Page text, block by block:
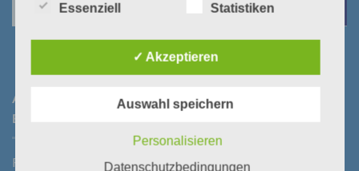
ANZAHLUNGS- UND KONTODATEN FÜR
BESTELLUNGEN​:
Raiffeisenbank Gleinstätten-Leutschach-Groß St. Florian
diesem Grund steht es jeder betroffenen Person
alternativen Wegen, beispielsweise telefonisch, an
uns zu übermitteln.
Begrifflichkeiten, die durch den Europäischen
Essenziell Statistiken
✓ Akzeptieren
Auswahl speichern
Personalisieren
Datenschutzbedingungen